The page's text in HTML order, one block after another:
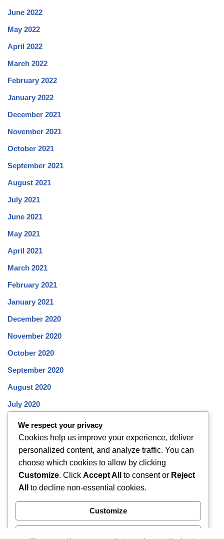
June 2022
May 2022
April 2022
March 2022
February 2022
January 2022
December 2021
November 2021
October 2021
September 2021
August 2021
July 2021
June 2021
May 2021
April 2021
March 2021
February 2021
January 2021
December 2020
November 2020
October 2020
September 2020
August 2020
July 2020
June 2020
May 2020
April 2020
March 2020
February 2020
December 2019
We respect your privacy
Cookies help us improve your experience, deliver
personalized content, and analyze traffic. You can
choose which cookies to allow by clicking
Customize. Click Accept All to consent or Reject
All
to decline non-essential cookies.
Customize